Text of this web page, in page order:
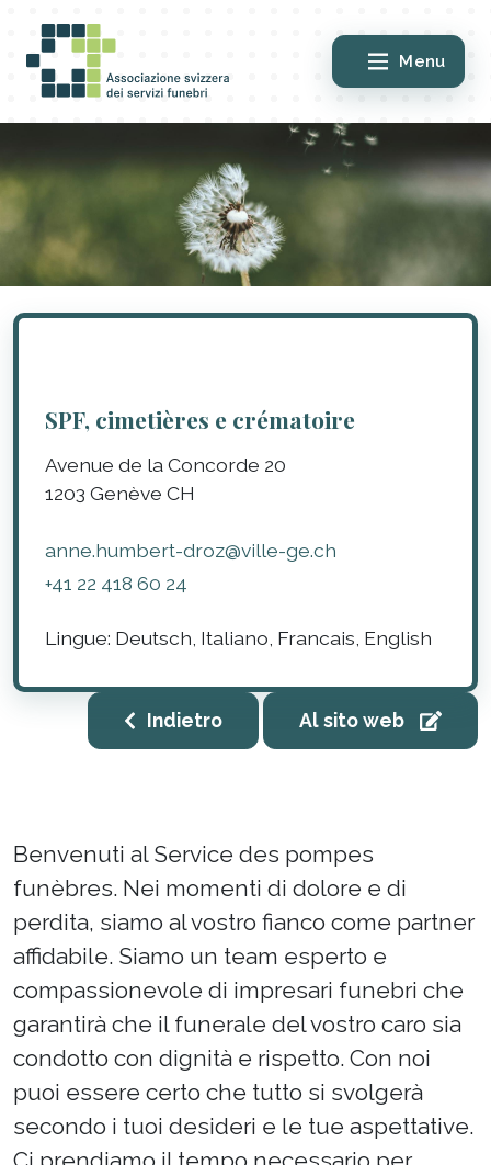
Menu
SPF, cimetières e crématoire
Avenue de la Concorde 20
1203 Genève CH
anne.humbert-droz@ville-ge.ch
+41 22 418 60 24
Lingue: Deutsch, Italiano, Francais, English
Indietro Al sito web
Benvenuti al Service des pompes
funèbres. Nei momenti di dolore e di
perdita, siamo al vostro fianco come partner
affidabile. Siamo un team esperto e
compassionevole di impresari funebri che
garantirà che il funerale del vostro caro sia
condotto con dignità e rispetto. Con noi
puoi essere certo che tutto si svolgerà
secondo i tuoi desideri e le tue aspettative.